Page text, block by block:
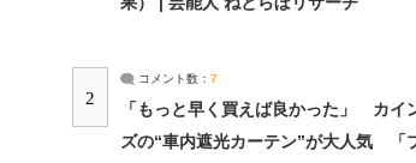
2
コメント数： 7
「もっと早く買えば良かった」 カイ
ズの“車内遮光カーテン”が大人気 「